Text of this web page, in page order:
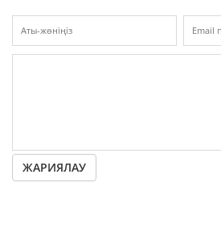
ЖАРИЯЛАУ